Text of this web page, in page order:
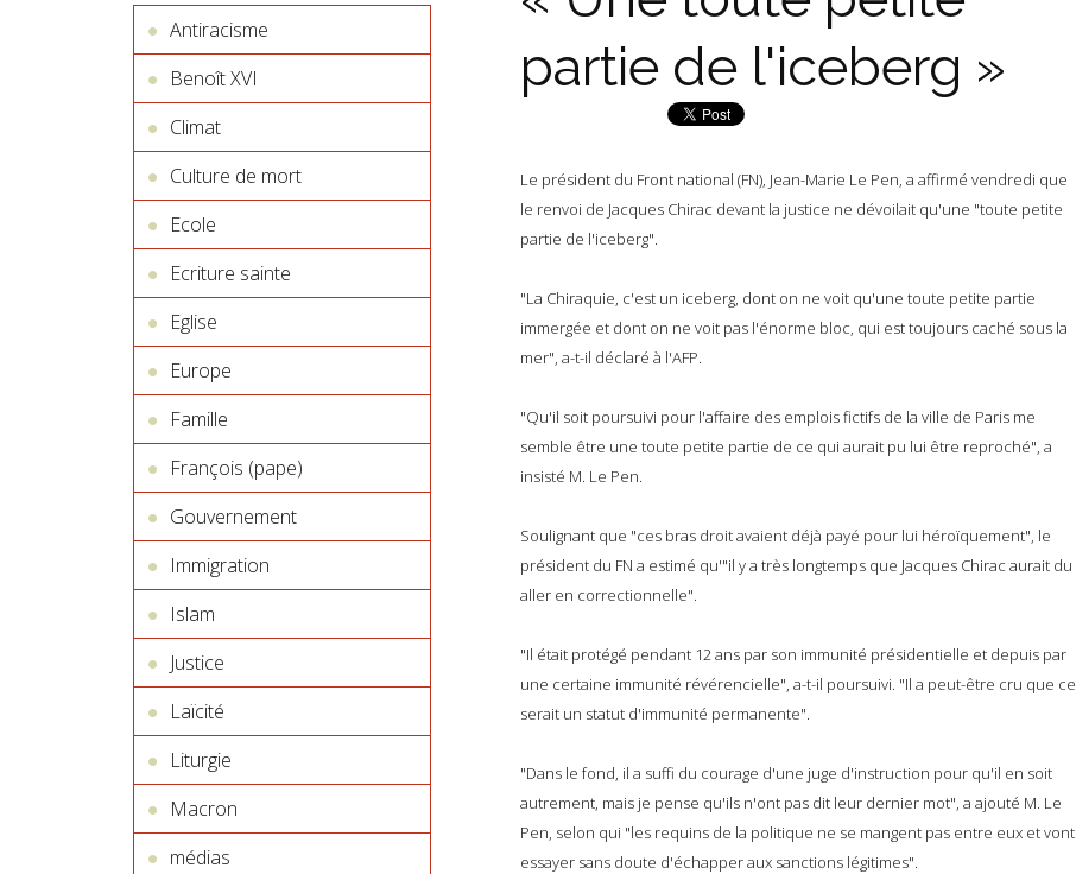
Antiracisme
Benoît XVI
Climat
Culture de mort
Ecole
Ecriture sainte
Eglise
Europe
Famille
François (pape)
Gouvernement
Immigration
Islam
Justice
Laïcité
Liturgie
Macron
médias
partie de l'iceberg »
Le président du Front national (FN), Jean-Marie Le Pen, a affirmé vendredi que
le renvoi de Jacques Chirac devant la justice ne dévoilait qu'une "toute petite
partie de l'iceberg".
"La Chiraquie, c'est un iceberg, dont on ne voit qu'une toute petite partie
immergée et dont on ne voit pas l'énorme bloc, qui est toujours caché sous la
mer", a-t-il déclaré à l'AFP.
"Qu'il soit poursuivi pour l'affaire des emplois fictifs de la ville de Paris me
semble être une toute petite partie de ce qui aurait pu lui être reproché", a
insisté M. Le Pen.
Soulignant que "ces bras droit avaient déjà payé pour lui héroïquement", le
président du FN a estimé qu'"il y a très longtemps que Jacques Chirac aurait du
aller en correctionnelle".
"Il était protégé pendant 12 ans par son immunité présidentielle et depuis par
une certaine immunité révérencielle", a-t-il poursuivi. "Il a peut-être cru que ce
serait un statut d'immunité permanente".
"Dans le fond, il a suffi du courage d'une juge d'instruction pour qu'il en soit
autrement, mais je pense qu'ils n'ont pas dit leur dernier mot", a ajouté M. Le
Pen, selon qui "les requins de la politique ne se mangent pas entre eux et vont
essayer sans doute d'échapper aux sanctions légitimes".